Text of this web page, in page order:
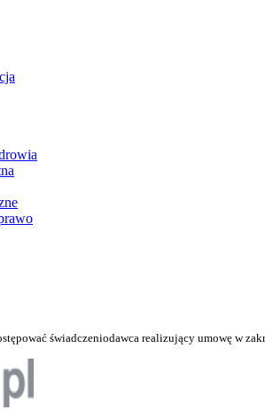
świadczeniodawca realizujący umowę w